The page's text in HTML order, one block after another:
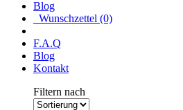
Blog
Wunschzettel (0)
F.A.Q
Blog
Kontakt
Filtern nach